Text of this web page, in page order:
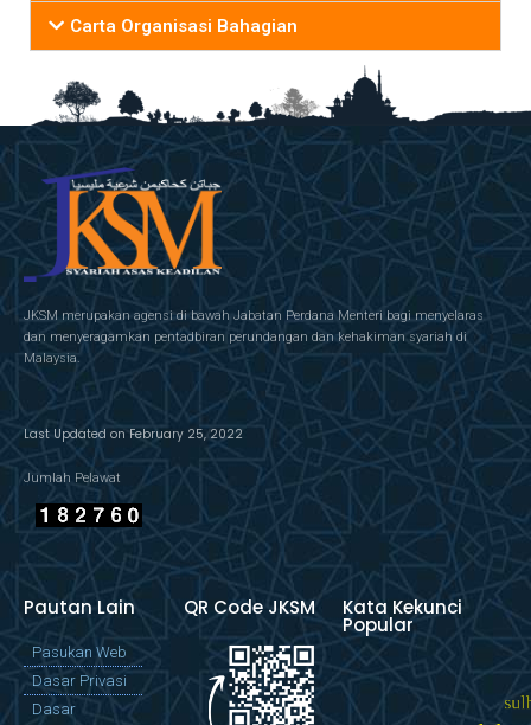
Carta Organisasi Bahagian
JKSM merupakan agensi di bawah Jabatan Perdana Menteri bagi menyelaras
dan menyeragamkan pentadbiran perundangan dan kehakiman syariah di
Malaysia.
Last Updated on February 25, 2022
Jumlah Pelawat
Pautan Lain
Pasukan Web
Dasar Privasi
Dasar
QR Code JKSM Kata Kekunci
Popular